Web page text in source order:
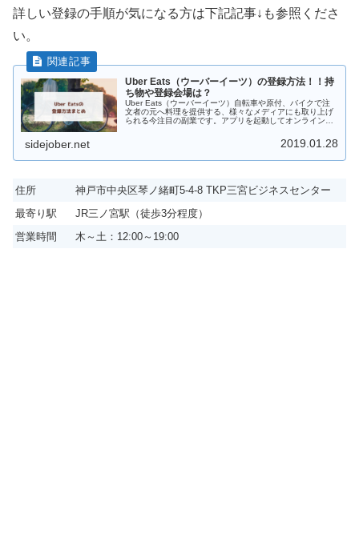
詳しい登録の手順が気になる方は下記記事↓も参照くださ
い。
Uber Eats（ウーバーイーツ）の登録方法！！持
ち物や登録会場は？
Uber Eats（ウーバーイーツ）自転車や原付、バイクで注
文者の元へ料理を提供する、様々なメディアにも取り上げ
られる今注目の副業です。アプリを起動してオンラインモ
sidejober.net 2019.01.28
住所
神戸市中央区琴ノ緒町5-4-8 TKP三宮ビジネスセンター
最寄り駅
JR三ノ宮駅（徒歩3分程度）
営業時間
木～土：12:00～19:00